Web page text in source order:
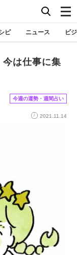
ピ ニュース ビ
今は仕事に集
今週の運勢・週間占い
2021.11.14